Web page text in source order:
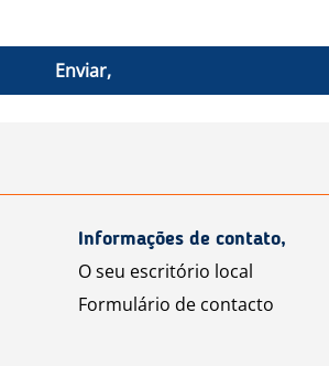
Enviar,
Informações de contato,
O seu escritório local
Formulário de contacto